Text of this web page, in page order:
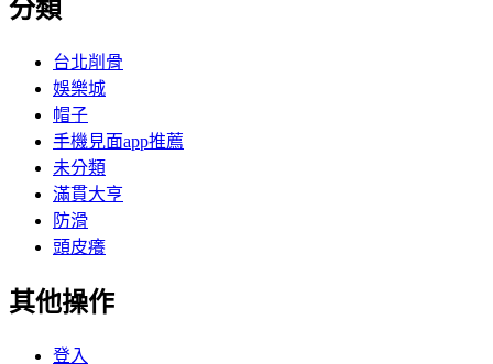
分類
台北削骨
娛樂城
帽子
手機見面app推薦
未分類
滿貫大亨
防滑
頭皮癢
其他操作
登入